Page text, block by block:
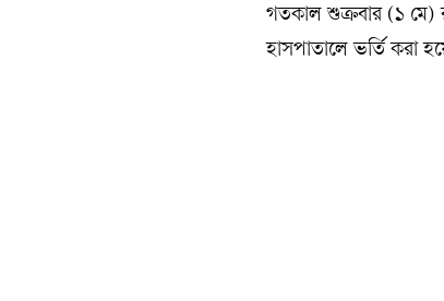
গতকাল শুক্রবার (১ মে)
হাসপাতালে ভর্তি করা